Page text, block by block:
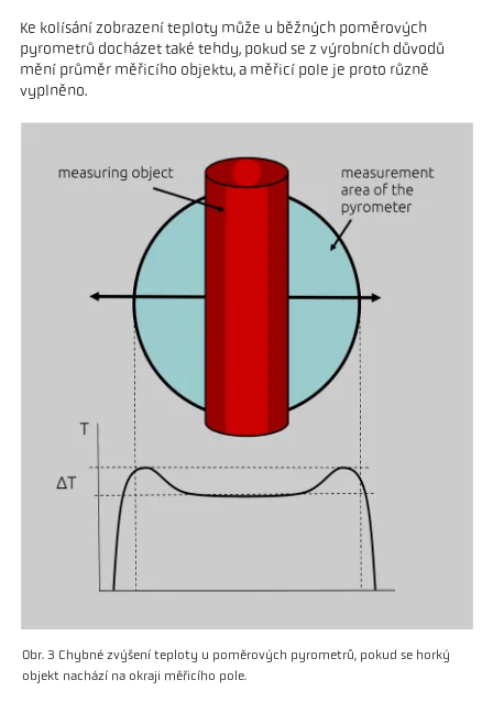
Ke kolísání zobrazení teploty může u běžných poměrových
pyrometrů docházet také tehdy, pokud se z výrobních důvodů
mění průměr měřicího objektu, a měřicí pole je proto různě
vyplněno.
Obr. 3 Chybné zvýšení teploty u poměrových pyrometrů, pokud se horký
objekt nachází na okraji měřicího pole.